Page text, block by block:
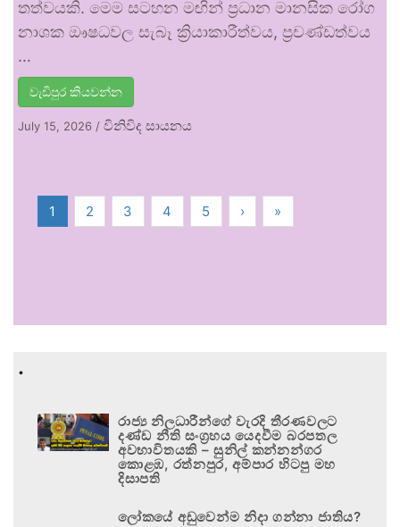
තත්වයකි. මෙම සටහන මඟින් ප්‍රධාන මානසික රෝග
නාශක ඖෂධවල සැබෑ ක්‍රියාකාරීත්වය, ප්‍රචණ්ඩත්වය
…
වැඩිපුර කියවන්න
July 15, 2026 / විනිවිද සායනය
1 2 3 4 5 › »
.
රාජ්‍ය නිලධාරීන්ගේ වැරදි තීරණවලට
දණ්ඩ නීති සංග්‍රහය යෙදවීම බරපතල
අවභාවිතයකි – සුනිල් කන්නන්ගර
කොළඹ, රත්නපුර, අම්පාර හිටපු මහ
දිසාපති
ලෝකයේ අඩුවෙන්ම නිදා ගන්නා ජාතිය?